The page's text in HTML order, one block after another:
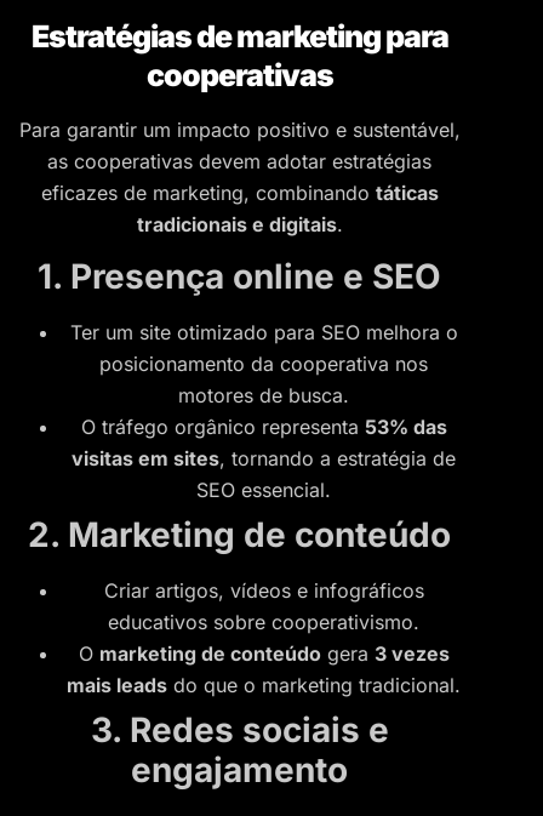
Estratégias de marketing para
cooperativas
Para garantir um impacto positivo e sustentável,
as cooperativas devem adotar estratégias
eficazes de marketing, combinando táticas
tradicionais e digitais.
1. Presença online e SEO
Ter um site otimizado para SEO melhora o
posicionamento da cooperativa nos
motores de busca.
O tráfego orgânico representa 53% das
visitas em sites, tornando a estratégia de
SEO essencial.
2. Marketing de conteúdo
Criar artigos, vídeos e infográficos
educativos sobre cooperativismo.
O marketing de conteúdogera 3 vezes
mais leads do que o marketing tradicional.
3. Redes sociais e
engajamento